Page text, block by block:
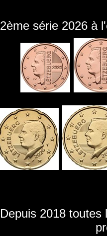
2ème série 2026 à
Depuis 2018 toutes